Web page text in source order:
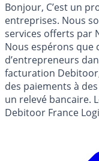
Bonjour, C’est un
entreprises. Nous
services offerts par
Nous espérons que
d’entrepreneurs
facturation
des paiements à
un relevé bancaire.
Debitoor France